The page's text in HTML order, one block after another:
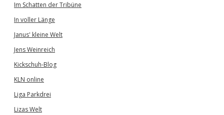
Im Schatten der Tribüne
In voller Länge
Janus' kleine Welt
Jens Weinreich
Kickschuh-Blog
KLN online
Liga Parkdrei
Lizas Welt